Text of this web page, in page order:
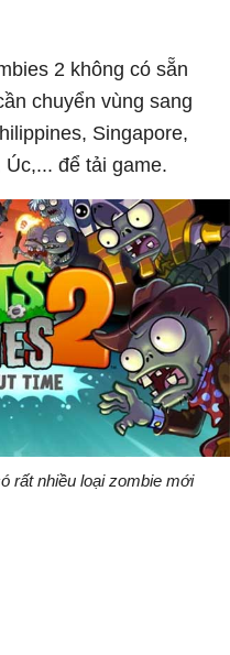
2 không có sẵn
chuyển vùng sang
Singapore,
để tải game.
rất nhiều loại zombie mới